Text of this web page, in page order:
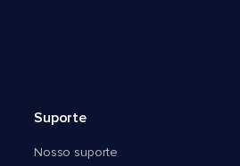
Suporte
Nosso suporte